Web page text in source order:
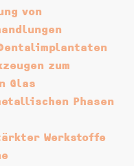
von
zum
Glas
Phasen
Werkstoffe